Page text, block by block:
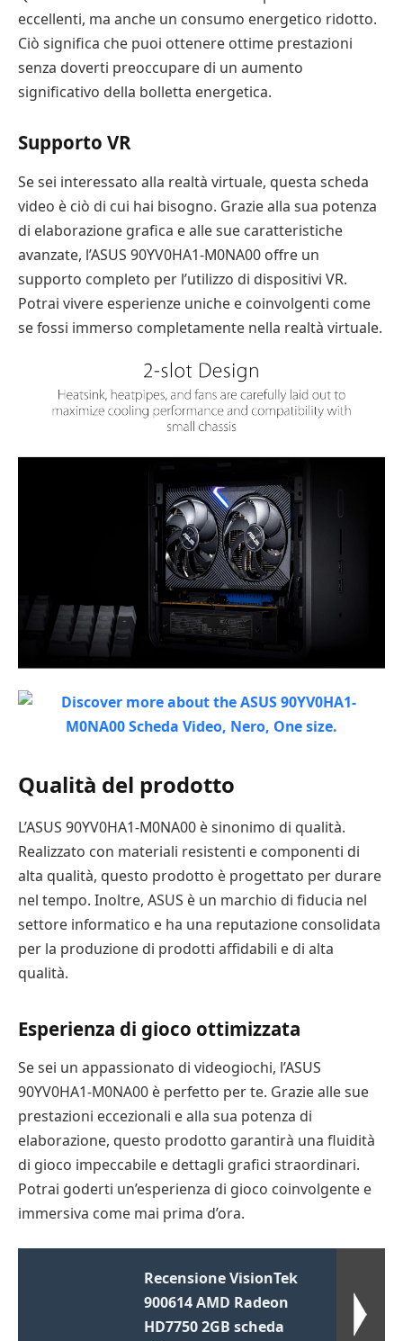
eccellenti, ma anche un consumo energetico ridotto.
Ciò significa che puoi ottenere ottime prestazioni
senza doverti preoccupare di un aumento
significativo della bolletta energetica.
Supporto VR
Se sei interessato alla realtà virtuale, questa scheda
video è ciò di cui hai bisogno. Grazie alla sua potenza
di elaborazione grafica e alle sue caratteristiche
avanzate, l’ASUS 90YV0HA1-M0NA00 offre un
supporto completo per l’utilizzo di dispositivi VR.
Potrai vivere esperienze uniche e coinvolgenti come
se fossi immerso completamente nella realtà virtuale.
Qualità del prodotto
L’ASUS 90YV0HA1-M0NA00 è sinonimo di qualità.
Realizzato con materiali resistenti e componenti di
alta qualità, questo prodotto è progettato per durare
nel tempo. Inoltre, ASUS è un marchio di fiducia nel
settore informatico e ha una reputazione consolidata
per la produzione di prodotti affidabili e di alta
qualità.
Esperienza di gioco ottimizzata
Se sei un appassionato di videogiochi, l’ASUS
90YV0HA1-M0NA00 è perfetto per te. Grazie alle sue
prestazioni eccezionali e alla sua potenza di
elaborazione, questo prodotto garantirà una fluidità
di gioco impeccabile e dettagli grafici straordinari.
Potrai goderti un’esperienza di gioco coinvolgente e
immersiva come mai prima d’ora.
Recensione VisionTek
900614 AMD Radeon
HD7750 2GB scheda